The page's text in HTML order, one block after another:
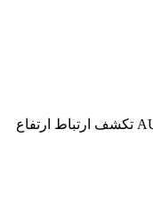
دراسة لباحثين بـAUC تكشف ارتباط ارتفاع